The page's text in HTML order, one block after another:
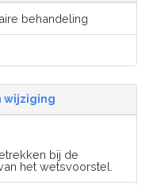
behandeling
wijziging
bij de
het wetsvoorstel.